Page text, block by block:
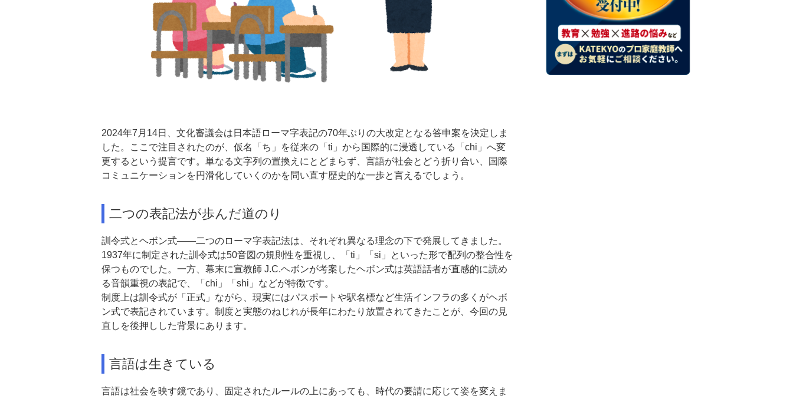
2024年7月14日、文化審議会は日本語ローマ字表記の70年ぶりの大改定となる答申案を決定しま
した。ここで注目されたのが、仮名「ち」を従来の「ti」から国際的に浸透している「chi」へ変
更するという提言です。単なる文字列の置換えにとどまらず、言語が社会とどう折り合い、国際
コミュニケーションを円滑化していくのかを問い直す歴史的な一歩と言えるでしょう。
二つの表記法が歩んだ道のり
訓令式とヘボン式――二つのローマ字表記法は、それぞれ異なる理念の下で発展してきました。
1937年に制定された訓令式は50音図の規則性を重視し、「ti」「si」といった形で配列の整合性を
保つものでした。一方、幕末に宣教師 J.C.ヘボンが考案したヘボン式は英語話者が直感的に読め
る音韻重視の表記で、「chi」「shi」などが特徴です。
制度上は訓令式が「正式」ながら、現実にはパスポートや駅名標など生活インフラの多くがヘボ
ン式で表記されています。 制度と実態のねじれが長年にわたり放置されてきたことが、今回の見
直しを後押しした背景にあります。
言語は生きている
言語は社会を映す鏡であり、固定されたルールの上にあっても、時代の要請に応じて姿を変えま